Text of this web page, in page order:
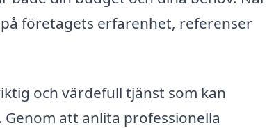
företagets erfarenhet, referenser
och värdefull tjänst som kan
att anlita professionella